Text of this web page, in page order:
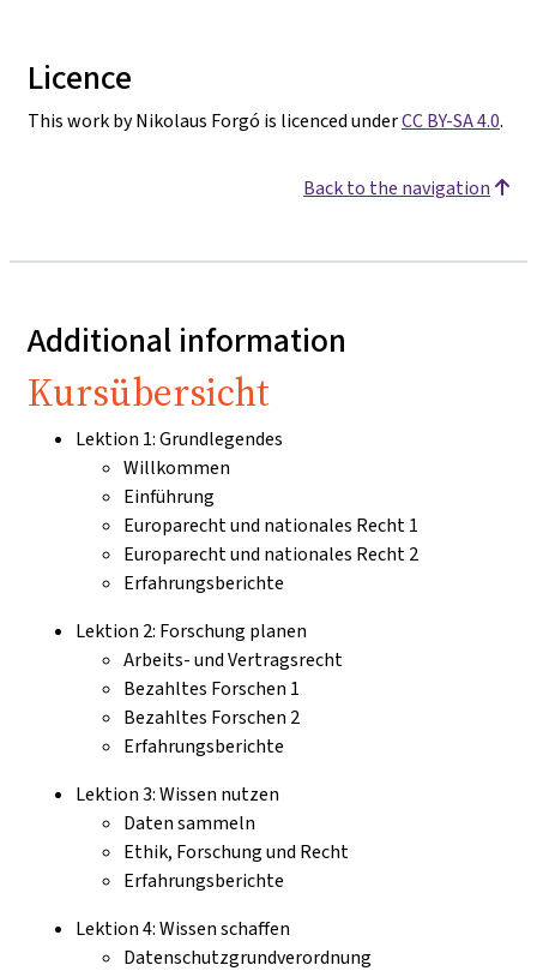
Licence
This work by Nikolaus Forgó is licenced underCC BY-SA 4.0.
Back to the navigation
Additional information
Kursübersicht
Lektion 1: Grundlegendes
Willkommen
Einführung
Europarecht und nationales Recht 1
Europarecht und nationales Recht 2
Erfahrungsberichte
Lektion 2: Forschung planen
Arbeits- und Vertragsrecht
Bezahltes Forschen 1
Bezahltes Forschen 2
Erfahrungsberichte
Lektion 3: Wissen nutzen
Daten sammeln
Ethik, Forschung und Recht
Erfahrungsberichte
Lektion 4: Wissen schaffen
Datenschutzgrundverordnung